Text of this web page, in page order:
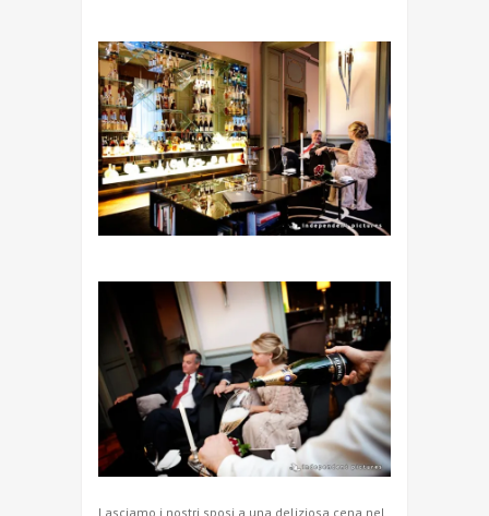
Lasciamo i nostri sposi a una deliziosa cena nel